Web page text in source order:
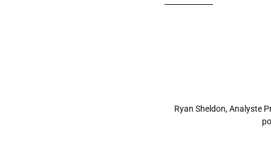
Ryan Sheldon, Analyste